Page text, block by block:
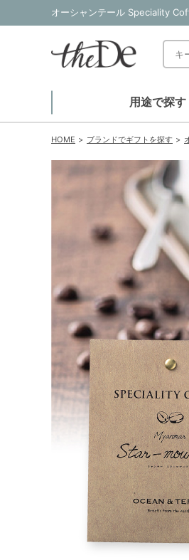
オーシャンテール Speciality
用途で探す
HOME ブランドでギフトを探す